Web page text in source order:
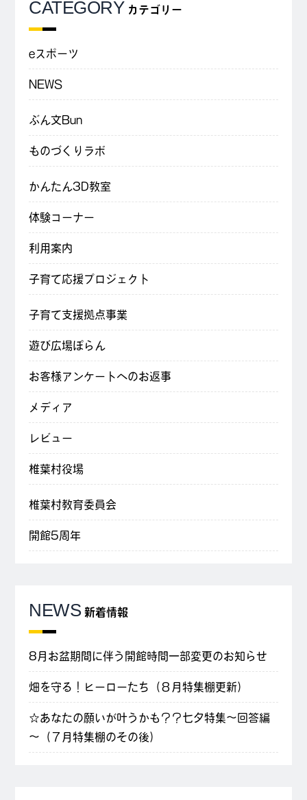
CATEGORY カテゴリー
eスポーツ
NEWS
ぶん文Bun
ものづくりラボ
かんたん3D教室
体験コーナー
利用案内
子育て応援プロジェクト
子育て支援拠点事業
遊び広場ぽらん
お客様アンケートへのお返事
メディア
レビュー
椎葉村役場
椎葉村教育委員会
開館5周年
NEWS 新着情報
8月お盆期間に伴う開館時間一部変更のお知らせ
畑を守る！ヒーローたち（８月特集棚更新）
☆あなたの願いが叶うかも？？七夕特集～回答編
～（７月特集棚のその後）